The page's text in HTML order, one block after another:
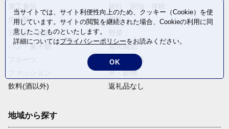
魚介類
麺類
日用品・雑貨
パン・菓子類
電化製品
卵・乳製品
米・穀物
飲料(酒以外)
返礼品なし
地域から探す
当サイトでは、サイト利便性向上のため、クッキー（Cookie）を使
用しています。サイトの閲覧を継続された場合、Cookieの利用に同
意したことものといたします。
詳細についてはプライバシーポリシーをお読みください。
OK